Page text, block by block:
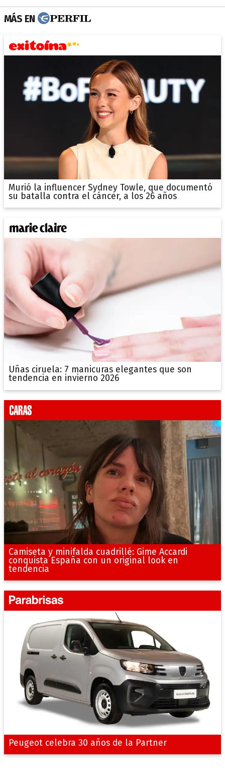
MÁS EN
Murió la influencer Sydney Towle, que documentó
su batalla contra el cáncer, a los 26 años
Uñas ciruela: 7 manicuras elegantes que son
tendencia en invierno 2026
Camiseta y minifalda cuadrillé: Gime Accardi
conquista España con un original look en
tendencia
Peugeot celebra 30 años de la Partner